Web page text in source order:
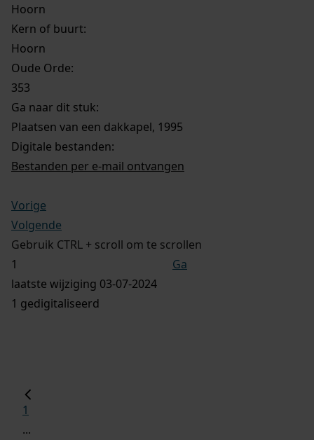
Hoorn
Kern of buurt:
Hoorn
Oude Orde:
353
Ga naar dit stuk:
Plaatsen van een dakkapel, 1995
Digitale bestanden:
Bestanden per e-mail ontvangen
Vorige
Volgende
Gebruik CTRL + scroll om te scrollen
Ga
laatste wijziging 03-07-2024
1 gedigitaliseerd
1
...